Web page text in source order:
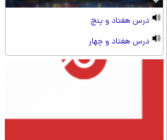
درس هفتاد و پنج
درس هفتاد و چهار